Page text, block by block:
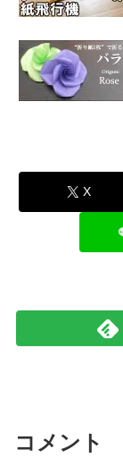
X
コメント